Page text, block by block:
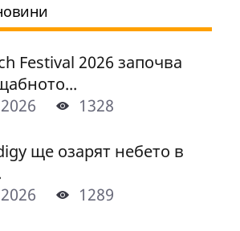
Festival 2026 започва
1328
ще озарят небето в
1289